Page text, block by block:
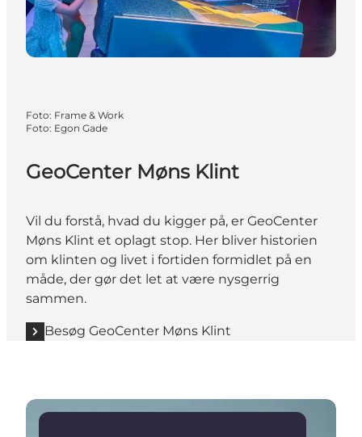
Foto: Frame & Work
Foto: Egon Gade
GeoCenter Møns Klint
Vil du forstå, hvad du kigger på, er GeoCenter
Møns Klint et oplagt stop. Her bliver historien
om klinten og livet i fortiden formidlet på en
måde, der gør det let at være nysgerrig
sammen.
Besøg GeoCenter Møns Klint
Disse oplevelser bør du opleve